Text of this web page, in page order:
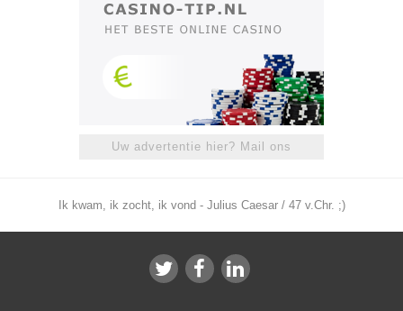
Uw advertentie hier? Mail ons
Ik kwam, ik zocht, ik vond - Julius Caesar / 47 v.Chr. ;)